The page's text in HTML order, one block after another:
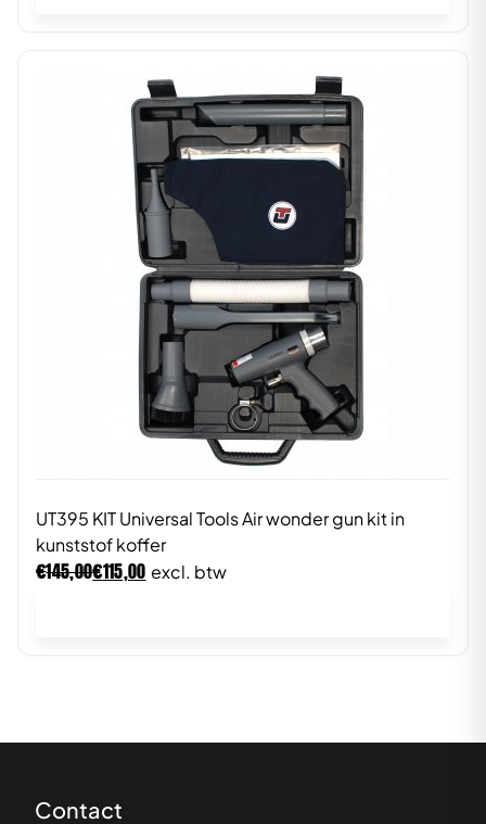
UT395 KIT Universal Tools Air wonder gun kit in
kunststof koffer
€145,00€115,00 excl. btw
Contact